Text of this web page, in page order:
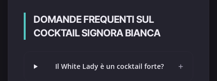
DOMANDE FREQUENTI SUL
COCKTAIL SIGNORA BIANCA
Il White Lady è un cocktail forte? +